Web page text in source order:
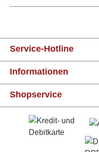
Service-Hotline
Informationen
Shopservice